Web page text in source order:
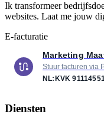
Ik transformeer
websites. Laat me jouw
E-facturatie
Marketing
Stuur facturen via
NL:KVK
Diensten